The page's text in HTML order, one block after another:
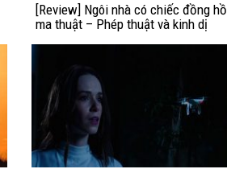
[Review] Ngôi nhà có chiếc đồng hồ
ma thuật – Phép thuật và kinh dị